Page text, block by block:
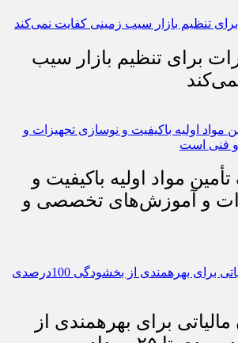
برای تنظیم بازار سیب
مواد اولیه باکیفیت و
و آموزش‌های تخصصی و
فرصت مؤدیان مالیاتی برای بهره‎مندی از